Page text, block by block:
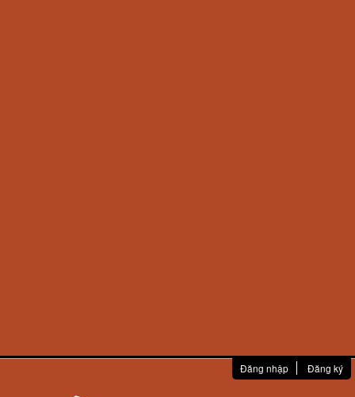
Đăng nhập Đăng ký